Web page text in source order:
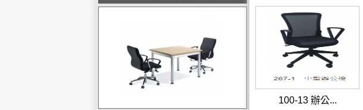
100-13 辦公...